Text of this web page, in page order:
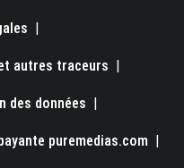
|
autres traceurs |
des données |
puremedias.com |